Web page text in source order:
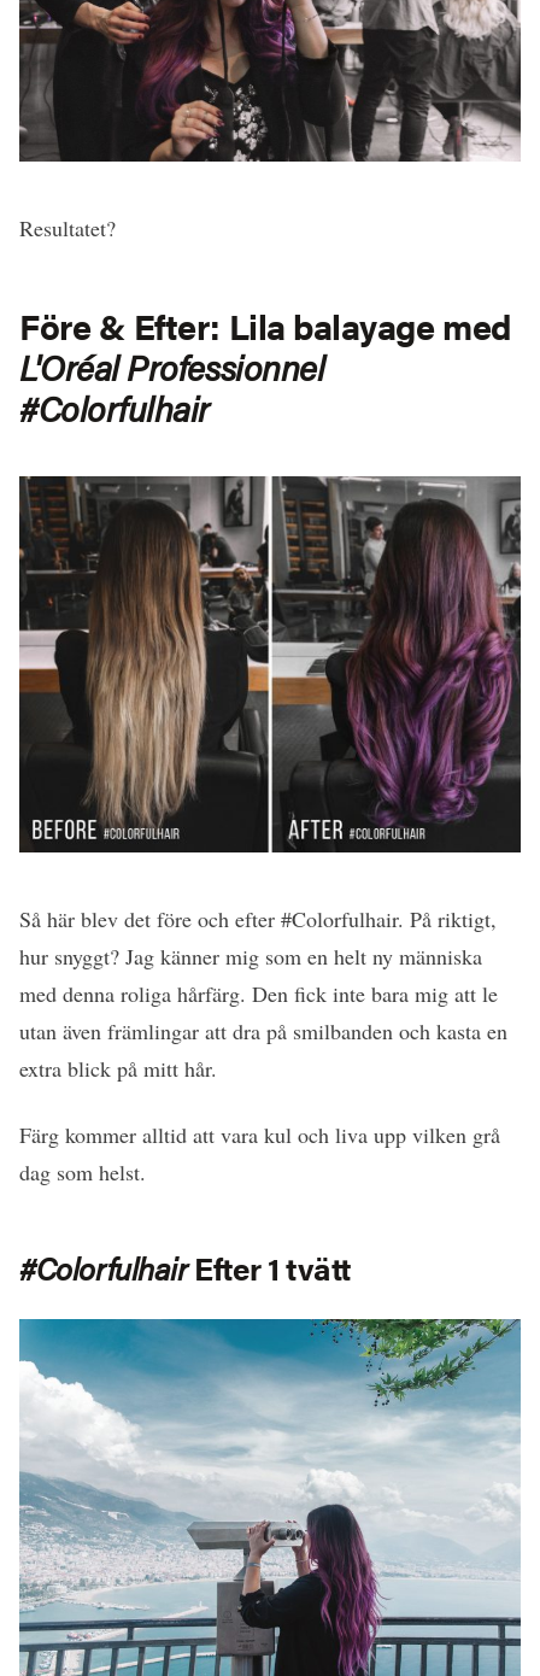
Resultatet?
Före & Efter: Lila balayage med
L'Oréal Professionnel
#Colorfulhair
Så här blev det före och efter #Colorfulhair. På riktigt,
hur snyggt? Jag känner mig som en helt ny människa
med denna roliga hårfärg. Den fick inte bara mig att le
utan även främlingar att dra på smilbanden och kasta en
extra blick på mitt hår.
Färg kommer alltid att vara kul och liva upp vilken grå
dag som helst.
#ColorfulhairEfter 1 tvätt